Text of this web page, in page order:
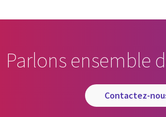
Parlons ensemble
contactez-